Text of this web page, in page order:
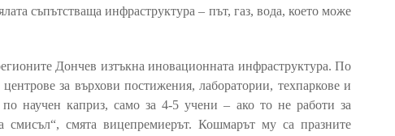
съпътстваща инфраструктура – път, газ, вода, което може
Дончев изтъкна иновационната инфраструктура. По
за върхови постижения, лаборатории, техпаркове и
научен каприз, само за 4-5 учени – ако то не работи за
смята вицепремиерът. Кошмарът му са празните